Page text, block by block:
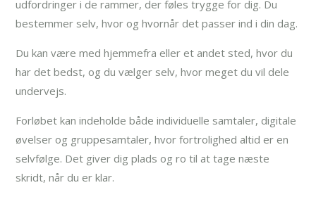
udfordringer i de rammer, der føles trygge for dig. Du
bestemmer selv, hvor og hvornår det passer ind i din dag.
Du kan være med hjemmefra eller et andet sted, hvor du
har det bedst, og du vælger selv, hvor meget du vil dele
undervejs.
Forløbet kan indeholde både individuelle samtaler, digitale
øvelser og gruppesamtaler, hvor fortrolighed altid er en
selvfølge. Det giver dig plads og ro til at tage næste
skridt, når du er klar.